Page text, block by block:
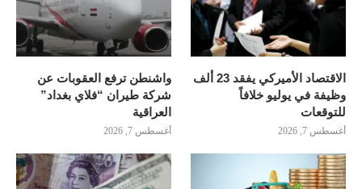
الاقتصاد الأميركي يفقد 23 ألف
وظيفة في يوليو خلافاً
للتوقعات
أغسطس 7, 2026
واشنطن ترفع العقوبات عن
شركة طيران “فلاي بغداد”
العراقية
أغسطس 7, 2026